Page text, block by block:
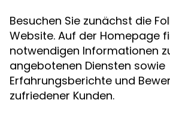
Besuchen Sie zunächst die
Website. Auf der Homepage
notwendigen Informationen
angebotenen Diensten sowie
Erfahrungsberichte und
zufriedener Kunden.